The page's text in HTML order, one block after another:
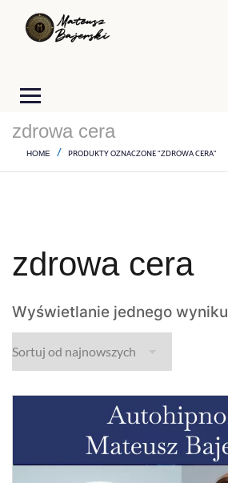
zdrowa cera
HOME PRODUKTY OZNACZONE “ZDROWA CERA”
zdrowa cera
Wyświetlanie jednego wyniku